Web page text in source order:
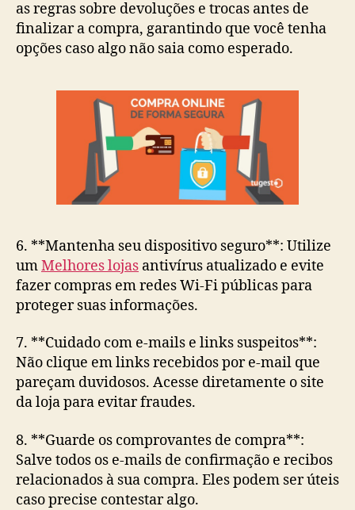
as regras sobre devoluções e trocas antes de
finalizar a compra, garantindo que você tenha
opções caso algo não saia como esperado.
6. **Mantenha seu dispositivo seguro**: Utilize
umMelhores lojas antivírus atualizado e evite
fazer compras em redes Wi-Fi públicas para
proteger suas informações.
7. **Cuidado com e-mails e links suspeitos**:
Não clique em links recebidos por e-mail que
pareçam duvidosos. Acesse diretamente o site
da loja para evitar fraudes.
8. **Guarde os comprovantes de compra**:
Salve todos os e-mails de confirmação e recibos
relacionados à sua compra. Eles podem ser úteis
caso precise contestar algo.